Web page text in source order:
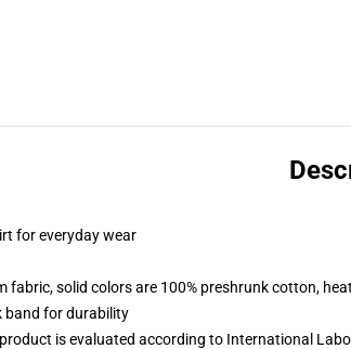
for everyday wear
fabric, solid colors are 100% preshrunk cotton,
band for durability
is evaluated according to International